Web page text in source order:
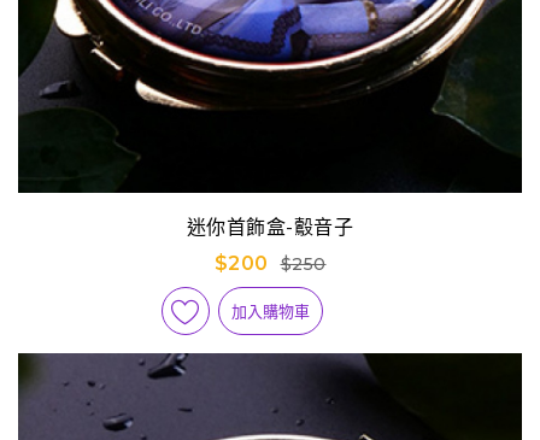
迷你首飾盒-鷇音子
$200
$250
加入購物車